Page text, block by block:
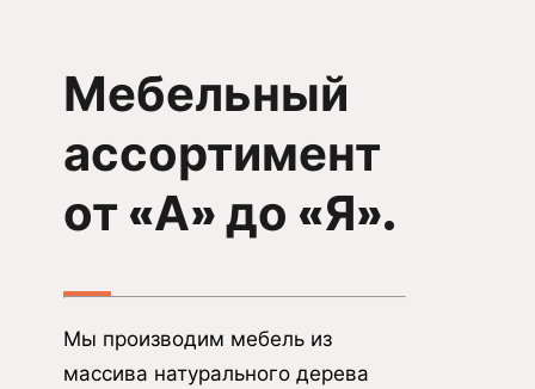
Мебельный
ассортимент
от «А» до «Я».
Мы производим мебель из
массива натурального дерева